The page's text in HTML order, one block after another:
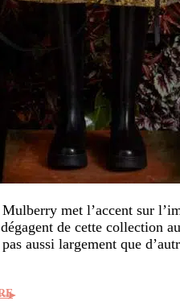
met l’accent sur
de cette collection
aussi largement que